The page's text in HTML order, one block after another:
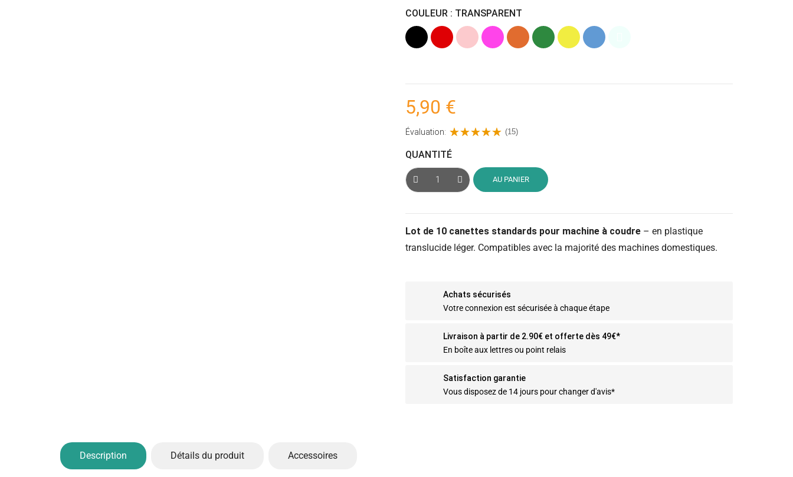
COULEUR : TRANSPARENT
Noir Rouge Rose Rose
fuchsia
OrangeVert Jaune Bleu
5,90 €
Évaluation: (15)
QUANTITÉ
AU PANIER
Lot de 10 canettes standards pour machine à coudre – en plastique
translucide léger. Compatibles avec la majorité des machines domestiques.
Achats sécurisés
Votre connexion est sécurisée à chaque étape
Livraison à partir de 2.90€ et offerte dès 49€*
En boîte aux lettres ou point relais
Satisfaction garantie
Vous disposez de 14 jours pour changer d'avis*
Description Détails du produit Accessoires